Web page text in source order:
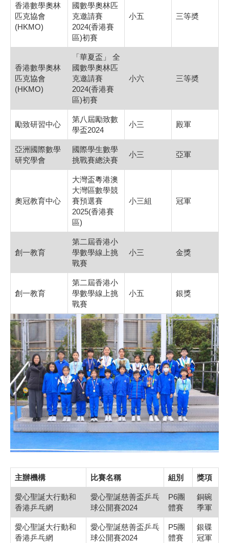
香港數學奧林
匹克協會
(HKMO)
國數學奧林匹
克邀請賽
2024(香港賽
區)初賽
小五 三等奬
香港數學奧林
匹克協會
(HKMO)
「華夏盃」 全
國數學奧林匹
克邀請賽
2024(香港賽
區)初賽
小六 三等奬
勵致研習中心
第八屆勵致數
學盃2024
小三 殿軍
亞洲國際數學
研究學會
國際學生數學
挑戰賽總決賽
小三 亞軍
奧冠教育中心
大灣盃粵港澳
大灣區數學競
賽預選賽
2025(香港賽
區)
小三組 冠軍
創一教育
第二屆香港小
學數學線上挑
戰賽
小三 金獎
創一教育
第二屆香港小
學數學線上挑
戰賽
小五 銀獎
主辦機構 比賽名稱 組別 獎項
愛心聖誕大行動和
香港乒乓網
愛心聖誕慈善盃乒乓
球公開賽2024
P6團
體賽
銅碗
季軍
愛心聖誕大行動和
香港乒乓網
愛心聖誕慈善盃乒乓
球公開賽2024
P5團
體賽
銀碟
冠軍